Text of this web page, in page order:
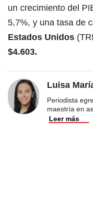
un crecimiento del
5,7%, y una tasa de
Estados Unidos
$4.603.
Luisa
Periodista
maestría en
Leer más